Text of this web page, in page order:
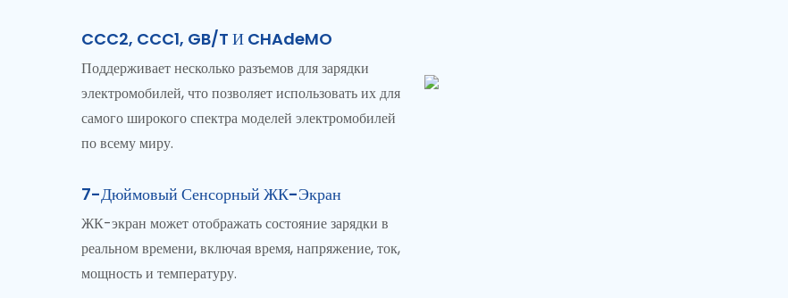
CCC2, CCC1, GB/T И CHAdeMO
Поддерживает несколько разъемов для зарядки
электромобилей, что позволяет использовать их для
самого широкого спектра моделей электромобилей
по всему миру.
7-Дюймовый Сенсорный ЖК-Экран
ЖК-экран может отображать состояние зарядки в
реальном времени, включая время, напряжение, ток,
мощность и температуру.